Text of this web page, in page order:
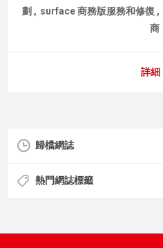
劃 , surface 商務版服務和修復 ,
商
詳細
歸檔網誌
熱門網誌標籤